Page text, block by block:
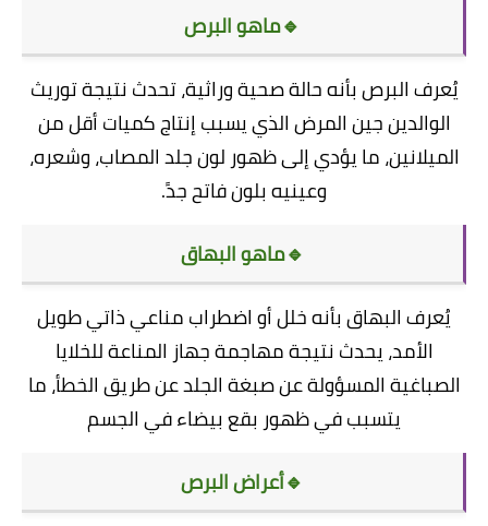
🔹ماهو البرص
يُعرف البرص بأنه حالة صحية وراثية، تحدث نتيجة توريث
الوالدين جين المرض الذي يسبب إنتاج كميات أقل من
الميلانين، ما يؤدي إلى ظهور لون جلد المصاب، وشعره،
وعينيه بلون فاتح جدً.
🔹ماهو البهاق
يُعرف البهاق بأنه خلل أو اضطراب مناعي ذاتي طويل
الأمد، يحدث نتيجة مهاجمة جهاز المناعة للخلايا
الصباغية المسؤولة عن صبغة الجلد عن طريق الخطأ، ما
يتسبب في ظهور بقع بيضاء في الجسم
🔹أعراض البرص